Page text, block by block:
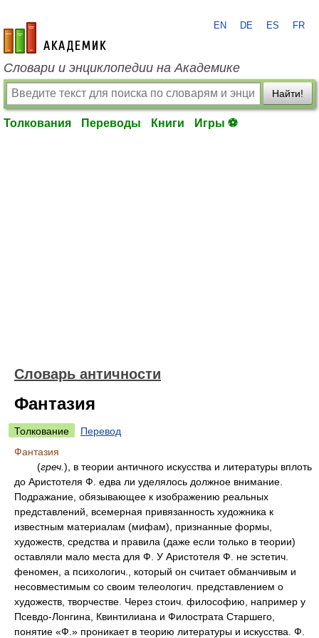
academic.ru
EN DE ES FR
Словари и энциклопедии на Академике
Найти!
Толкования Переводы Книги Игры ⚽
Словарь античности
Фантазия
Толкование
Перевод
Фантазия
(греч. ), в теории античного искусства и литературы вплоть
до Аристотеля Ф. едва ли уделялось должное внимание.
Подражание, обязывающее к изображению реальных
представлений, всемерная привязанность художника к
известным материалам (мифам), признанные формы,
художеств, средства и правила (даже если только в теории)
оставляли мало места для Ф. У Аристотеля Ф. не эстетич.
феномен, а психологич., который он считает обманчивым и
несовместимым со своим телеологич. представлением о
художеств, творчестве. Через стоич. философию, например у
Псевдо-Лонгина, Квинтилиана и Филострата Старшего,
понятие «Ф.» проникает в теорию литературы и искусства. Ф.